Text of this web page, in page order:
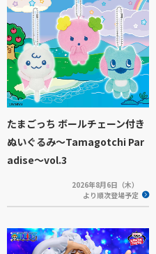
たまごっち ボールチェーン付き
ぬいぐるみ～Tamagotchi Par
adise～vol.3
2026年8月6日（木）
より順次登場予定